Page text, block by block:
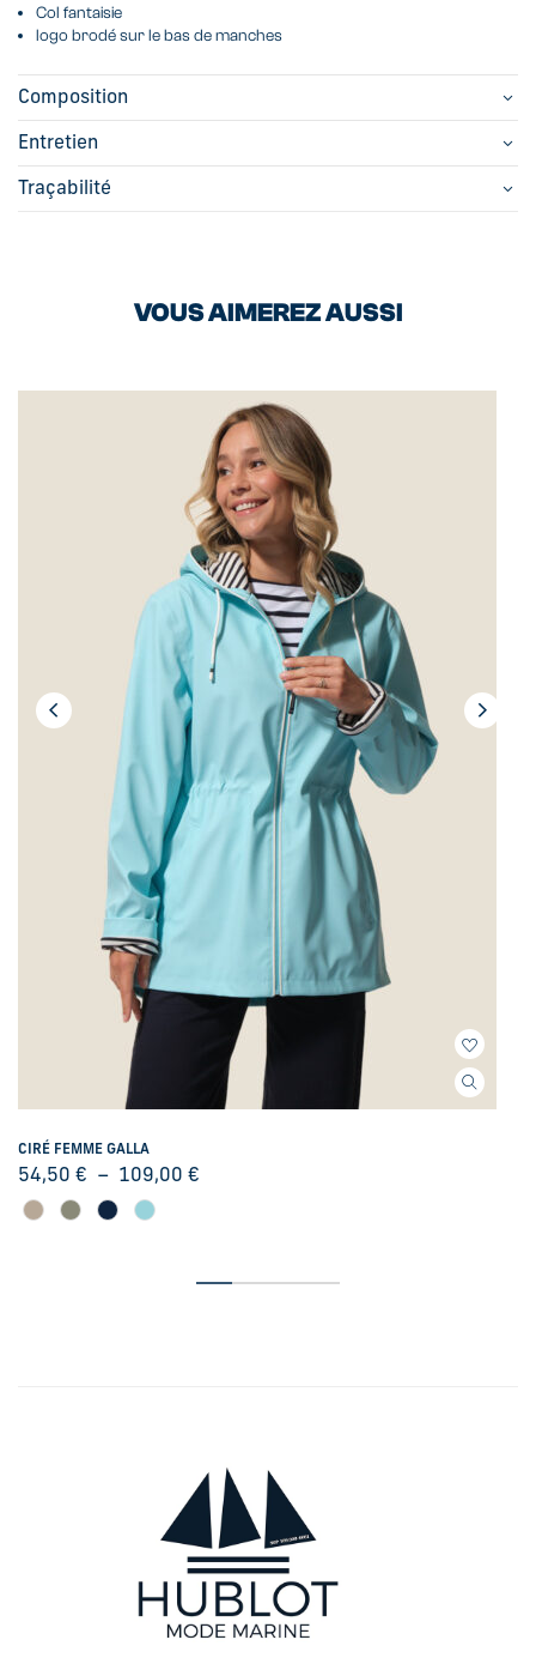
Col fantaisie
logo brodé sur le bas de manches
Composition
Entretien
Traçabilité
VOUS AIMEREZ AUSSI
CIRÉ FEMME GALLA
54,50 € – 109,00 €